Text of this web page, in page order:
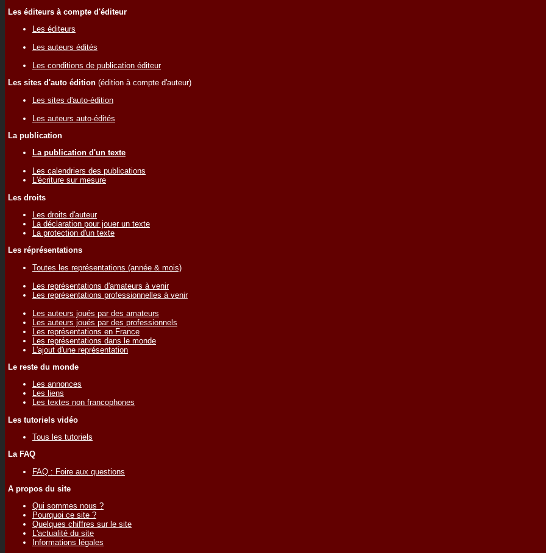
Les éditeurs à compte d'éditeur
Les éditeurs
Les auteurs édités
Les conditions de publication éditeur
Les sites d'auto édition (édition à compte d'auteur)
Les sites d'auto-édition
Les auteurs auto-édités
La publication
La publication d'un texte
Les calendriers des publications
L'écriture sur mesure
Les droits
Les droits d'auteur
La déclaration pour jouer un texte
La protection d'un texte
Les réprésentations
Toutes les représentations (année & mois)
Les représentations d'amateurs à venir
Les représentations professionnelles à venir
Les auteurs joués par des amateurs
Les auteurs joués par des professionnels
Les représentations en France
Les représentations dans le monde
L'ajout d'une représentation
Le reste du monde
Les annonces
Les liens
Les textes non francophones
Les tutoriels vidéo
Tous les tutoriels
La FAQ
FAQ : Foire aux questions
A propos du site
Qui sommes nous ?
Pourquoi ce site ?
Quelques chiffres sur le site
L'actualité du site
Informations légales